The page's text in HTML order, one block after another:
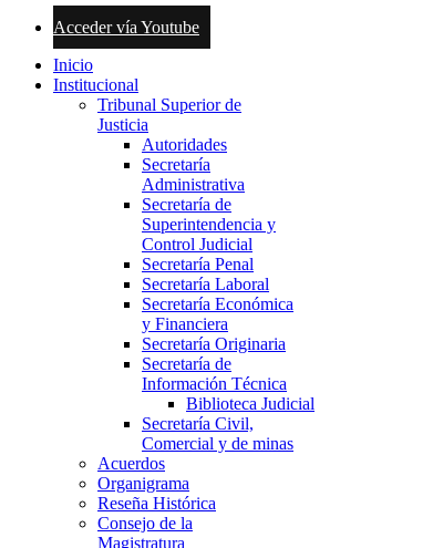
Acceder vía Youtube
Inicio
Institucional
Tribunal Superior de
Justicia
Autoridades
Secretaría
Administrativa
Secretaría de
Superintendencia y
Control Judicial
Secretaría Penal
Secretaría Laboral
Secretaría Económica
y Financiera
Secretaría Originaria
Secretaría de
Información Técnica
Biblioteca Judicial
Secretaría Civil,
Comercial y de minas
Acuerdos
Organigrama
Reseña Histórica
Consejo de la
Magistratura